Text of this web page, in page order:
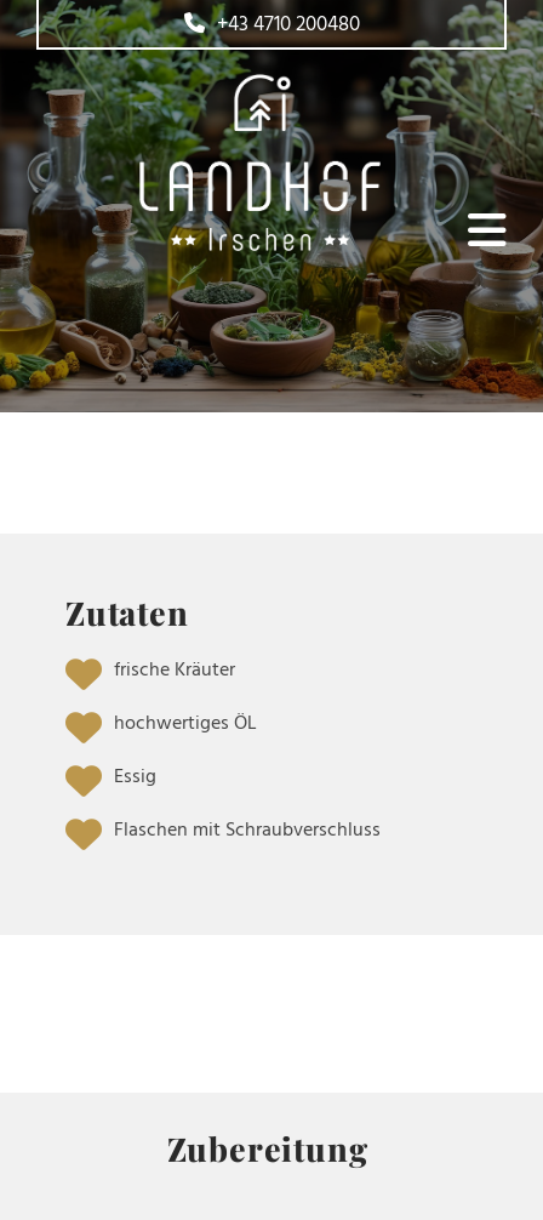
+43 4710 200480
Zutaten
frische Kräuter
hochwertiges ÖL
Essig
Flaschen mit Schraubverschluss
Zubereitung